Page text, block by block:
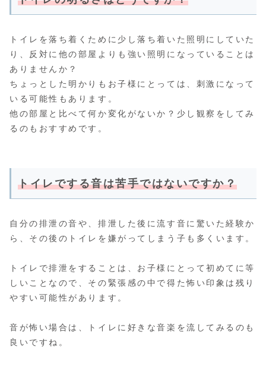
トイレを落ち着くために少し落ち着いた照明にしていた
り、反対に他の部屋よりも強い照明になっていることは
ありませんか？
ちょっとした明かりもお子様にとっては、刺激になって
いる可能性もあります。
他の部屋と比べて何か変化がないか？少し観察をしてみ
るのもおすすめです。
トイレでする音は苦手ではないですか？
自分の排泄の音や、排泄した後に流す音に驚いた経験か
ら、その後のトイレを嫌がってしまう子も多くいます。
トイレで排泄をすることは、お子様にとって初めてに等
しいことなので、その緊張感の中で得た怖い印象は残り
やすい可能性があります。
音が怖い場合は、トイレに好きな音楽を流してみるのも
良いですね。